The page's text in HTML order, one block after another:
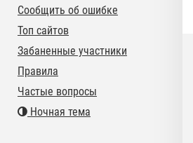
Сообщить об ошибке
Топ сайтов
Забаненные участники
Правила
Частые вопросы
Ночная тема